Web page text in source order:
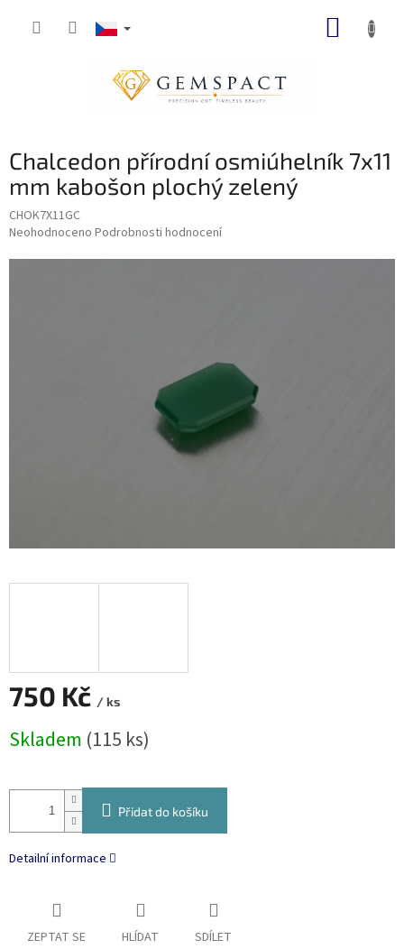
Chalcedon přírodní osmiúhelník 7x11
mm kabošon plochý zelený
CHOK7X11GC
Průměrné
Neohodnoceno Podrobnosti hodnocení
750 Kč / ks
cena:
Skladem (115 ks)
Přidat do košíku
Detailní informace
ZEPTAT SE HLÍDAT SDÍLET